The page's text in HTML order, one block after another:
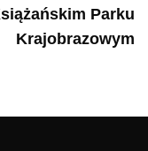
Parku
Krajobrazowym